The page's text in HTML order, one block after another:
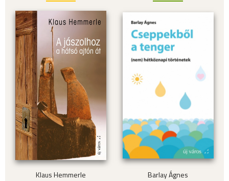
Klaus Hemmerle
Barlay Ágnes